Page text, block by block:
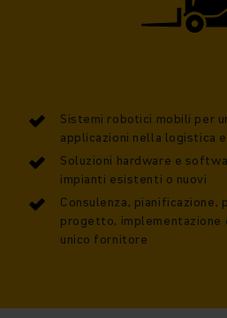
Sistemi robotici mobili per
applicazioni nella logistica
Soluzioni hardware e
impianti esistenti o nuovi
Consulenza, pianificazione,
progetto, implementazione
unico fornitore